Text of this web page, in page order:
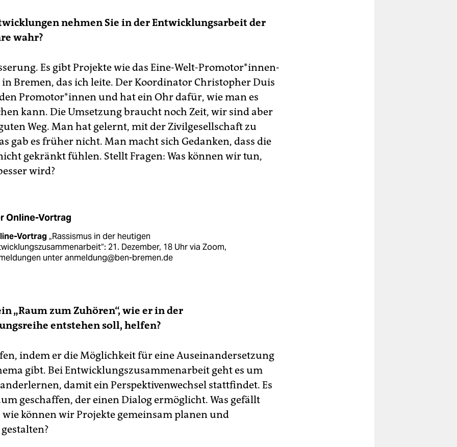
nehmen Sie in der Entwicklungsarbeit der
wahr?
Es gibt Projekte wie das Eine-Welt-Promotor*innen-
Bremen, das ich leite. Der Koordinator Christopher Duis
Pro­mo­to­r*innen und hat ein Ohr dafür, wie man es
kann. Die Umsetzung braucht noch Zeit, wir sind aber
Weg. Man hat gelernt, mit der Zivilgesellschaft zu
gab es früher nicht. Man macht sich Gedanken, dass die
gekränkt fühlen. Stellt Fragen: Was können wir tun,
wird?
Online-Vortrag
Vortrag „Rassismus in der heutigen
21. Dezember, 18 Uhr via Zoom,
unter anmeldung@ben-bremen.de
„Raum zum Zuhören“, wie er in der
entstehen soll, helfen?
indem er die Möglichkeit für eine Auseinandersetzung
gibt. Bei Entwicklungszusammenarbeit geht es um
damit ein Perspektivenwechsel stattfindet. Es
geschaffen, der einen Dialog ermöglicht. Was gefällt
können wir Projekte gemeinsam planen und